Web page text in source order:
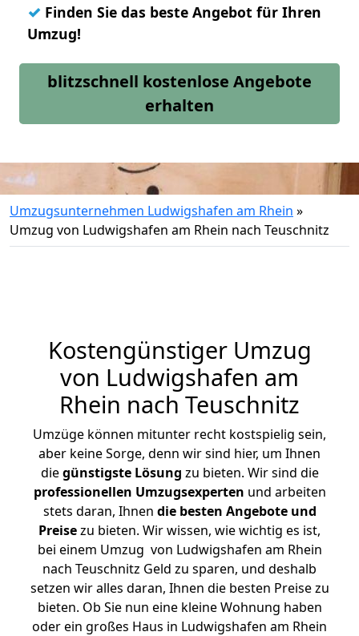
✓ Finden Sie das beste Angebot für Ihren
Umzug!
blitzschnell kostenlose Angebote
erhalten
Umzugsunternehmen Ludwigshafen am Rhein »
Umzug von Ludwigshafen am Rhein nach Teuschnitz
Kostengünstiger Umzug
von Ludwigshafen am
Rhein nach Teuschnitz
Umzüge können mitunter recht kostspielig sein,
aber keine Sorge, denn wir sind hier, um Ihnen
diegünstigste Lösung zu bieten. Wir sind die
professionellen Umzugsexperten und arbeiten
stets daran, Ihnen die besten Angebote und
Preisezu bieten. Wir wissen, wie wichtig es ist,
bei einem Umzug von Ludwigshafen am Rhein
nach Teuschnitz Geld zu sparen, und deshalb
setzen wir alles daran, Ihnen die besten Preise zu
bieten. Ob Sie nun eine kleine Wohnung haben
oder ein großes Haus in Ludwigshafen am Rhein